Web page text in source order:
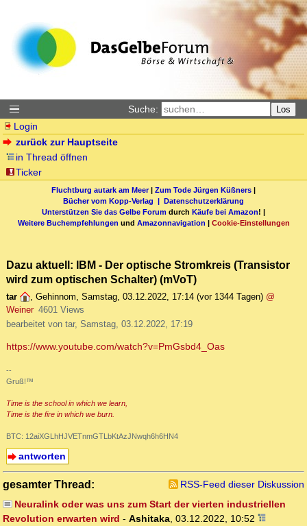
Suche: Los
Login
zurück zur Hauptseite
in Thread öffnen
Ticker
Fluchtburg autark am Meer| Zum Tode Jürgen Küßners |
Bücher vom Kopp-Verlag | Datenschutzerklärung
Unterstützen Sie das Gelbe Forum durch Käufe bei Amazon! |
Weitere Buchempfehlungen und Amazonnavigation | Cookie-Einstellungen
Dazu aktuell: IBM - Der optische Stromkreis (Transistor
wird zum optischen Schalter) (mVoT)
tar , Gehinnom, Samstag, 03.12.2022, 17:14 (vor 1344 Tagen) @
Weiner 4601 Views
bearbeitet von tar, Samstag, 03.12.2022, 17:19
https://www.youtube.com/watch?v=PmGsbd4_Oas
--
Gruß!™
Time is the school in which we learn,
Time is the fire in which we burn.
BTC: 12aiXGLhHJVETnmGTLbKtAzJNwqh6h6HN4
antworten
gesamter Thread:
RSS-Feed dieser Diskussion
Neuralink oder was uns zum Start der vierten industriellen
Revolution erwarten wird - Ashitaka, 03.12.2022, 10:52